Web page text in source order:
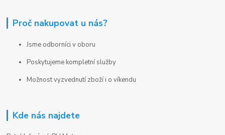
Proč nakupovat u nás?
Jsme odborníci v oboru
Poskytujeme kompletní služby
Možnost vyzvednutí zboží i o víkendu
Kde nás najdete